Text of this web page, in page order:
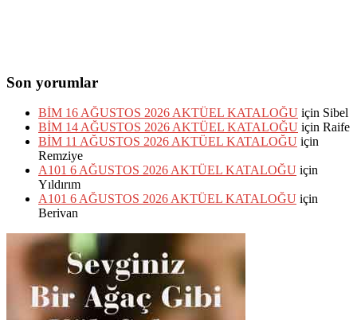
Son yorumlar
BİM 16 AĞUSTOS 2026 AKTÜEL KATALOĞU için Sibel
BİM 14 AĞUSTOS 2026 AKTÜEL KATALOĞU için Raife
BİM 11 AĞUSTOS 2026 AKTÜEL KATALOĞU için
Remziye
A101 6 AĞUSTOS 2026 AKTÜEL KATALOĞU için
Yıldırım
A101 6 AĞUSTOS 2026 AKTÜEL KATALOĞU için
Berivan